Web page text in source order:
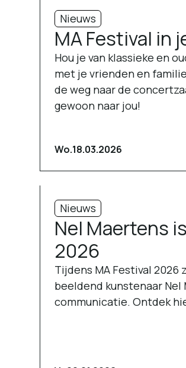
Nieuws
MA Festival in
Hou je van klassieke en
met je vrienden en
de weg naar de
gewoon naar jou!
Wo.18.03.2026
Nieuws
Nel Maertens
2026
Tijdens MA Festival 2026
beeldend kunstenaar
communicatie. Ontdek